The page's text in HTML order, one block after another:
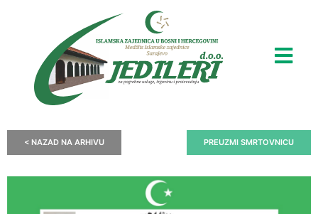
< NAZAD NA ARHIVU PREUZMI SMRTOVNICU